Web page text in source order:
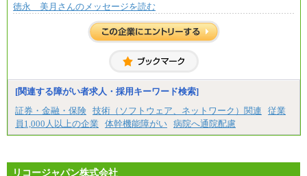
徳永 美月さんのメッセージを読む
[関連する障がい者求人・採用キーワード検索]
証券・金融・保険 技術（ソフトウェア、ネットワーク）関連
従業
員1,000人以上の企業
体幹機能障がい 病院へ通院配慮
リコージャパン株式会社